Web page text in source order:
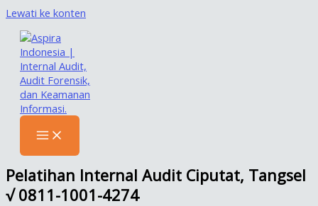
Lewati ke konten
Pelatihan Internal Audit Ciputat, Tangsel
√ 0811-1001-4274